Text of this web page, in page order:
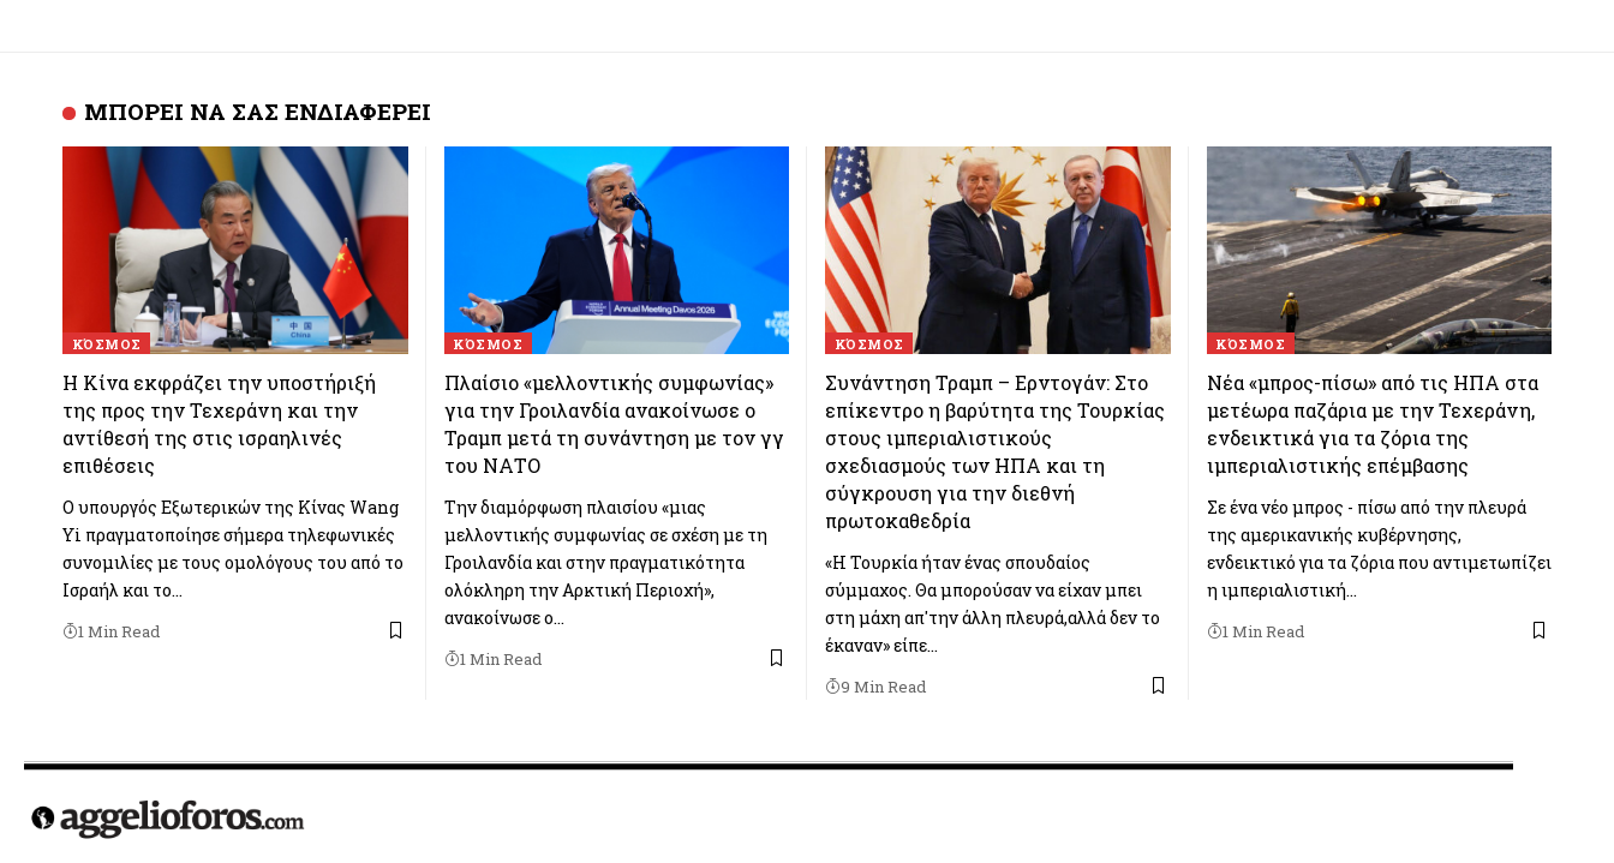
ΜΠΟΡΕΙ ΝΑ ΣΑΣ ΕΝΔΙΑΦΕΡΕΙ
ΚΌΣΜΟΣ
Η Κίνα εκφράζει την υποστήριξή
της προς την Τεχεράνη και την
αντίθεσή της στις ισραηλινές
επιθέσεις
Ο υπουργός Εξωτερικών της Κίνας Wang
Yi πραγματοποίησε σήμερα τηλεφωνικές
συνομιλίες με τους ομολόγους του από το
Ισραήλ και το…
1 Min Read
ΚΌΣΜΟΣ
Πλαίσιο «μελλοντικής συμφωνίας»
για την Γροιλανδία ανακοίνωσε ο
Τραμπ μετά τη συνάντηση με τον γγ
του ΝΑΤΟ
Την διαμόρφωση πλαισίου «μιας
μελλοντικής συμφωνίας σε σχέση με τη
Γροιλανδία και στην πραγματικότητα
ολόκληρη την Αρκτική Περιοχή»,
ανακοίνωσε ο…
1 Min Read
ΚΌΣΜΟΣ
Συνάντηση Τραμπ – Ερντογάν: Στο
επίκεντρο η βαρύτητα της Τουρκίας
στους ιμπεριαλιστικούς
σχεδιασμούς των ΗΠΑ και τη
σύγκρουση για την διεθνή
πρωτοκαθεδρία
«Η Τουρκία ήταν ένας σπουδαίος
σύμμαχος. Θα μπορούσαν να είχαν μπει
στη μάχη απ'την άλλη πλευρά,αλλά δεν το
έκαναν» είπε…
9 Min Read
ΚΌΣΜΟΣ
Νέα «μπρος-πίσω» από τις ΗΠΑ στα
μετέωρα παζάρια με την Τεχεράνη,
ενδεικτικά για τα ζόρια της
ιμπεριαλιστικής επέμβασης
Σε ένα νέο μπρος - πίσω από την πλευρά
της αμερικανικής κυβέρνησης,
ενδεικτικό για τα ζόρια που αντιμετωπίζει
η ιμπεριαλιστική…
1 Min Read